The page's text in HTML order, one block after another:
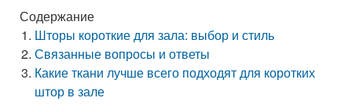
Содержание
Шторы короткие для зала: выбор и стиль
Связанные вопросы и ответы
Какие ткани лучше всего подходят для коротких
штор в зале